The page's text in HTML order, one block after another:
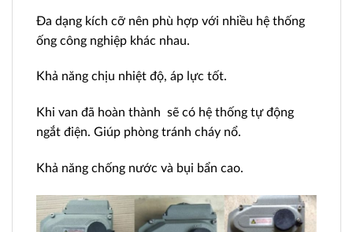
Đa dạng kích cỡ nên phù hợp với nhiều hệ thống
ống công nghiệp khác nhau.
Khả năng chịu nhiệt độ, áp lực tốt.
Khi van đã hoàn thành sẽ có hệ thống tự động
ngắt điện. Giúp phòng tránh cháy nổ.
Khả năng chống nước và bụi bẩn cao.